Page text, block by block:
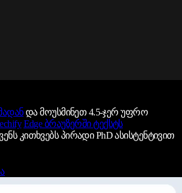
და მოუსმინეთ 4.5-ჯერ უფრო
Edge ბრაუზერში ტექსტს
კითხვებს პირადი PhD ასისტენტივით